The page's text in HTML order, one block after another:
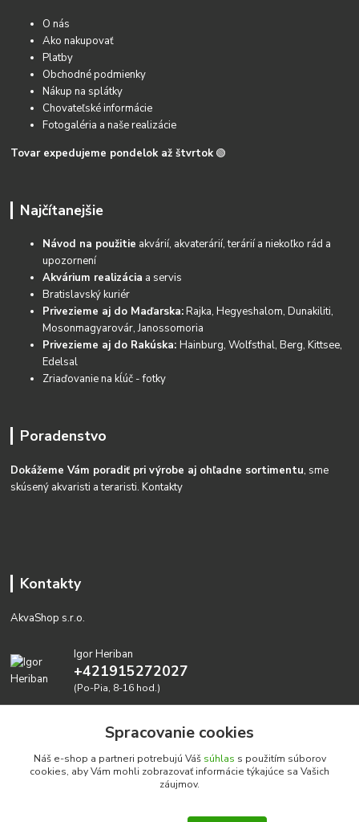
O nás
Ako nakupovať
Platby
Obchodné podmienky
Nákup na splátky
Chovateľské informácie
Fotogaléria a naše realizácie
Tovar expedujeme pondelok až štvrtok 🟢
Najčítanejšie
Návod na použitie akvárií, akvaterárií, terárií a niekoľko rád a
upozornení
Akvárium realizácia a servis
Bratislavský kuriér
Privezieme aj do Maďarska:Rajka, Hegyeshalom, Dunakiliti,
Mosonmagyarovár, Janossomoria
Privezieme aj do Rakúska:Hainburg, Wolfsthal, Berg, Kittsee,
Edelsal
Zriaďovanie na kĺúč - fotky
Poradenstvo
Dokážeme Vám poradiť pri výrobe aj ohľadne sortimentu, sme
skúsený akvaristi a teraristi.Kontakty
Kontakty
AkvaShop s.r.o.
Igor Heriban
+421915272027
(Po-Pia, 8-16 hod.)
Spracovanie cookies
Náš e-shop a partneri potrebujú Váš súhlas s použitím súborov
cookies, aby Vám mohli zobrazovať informácie týkajúce sa Vašich
záujmov.